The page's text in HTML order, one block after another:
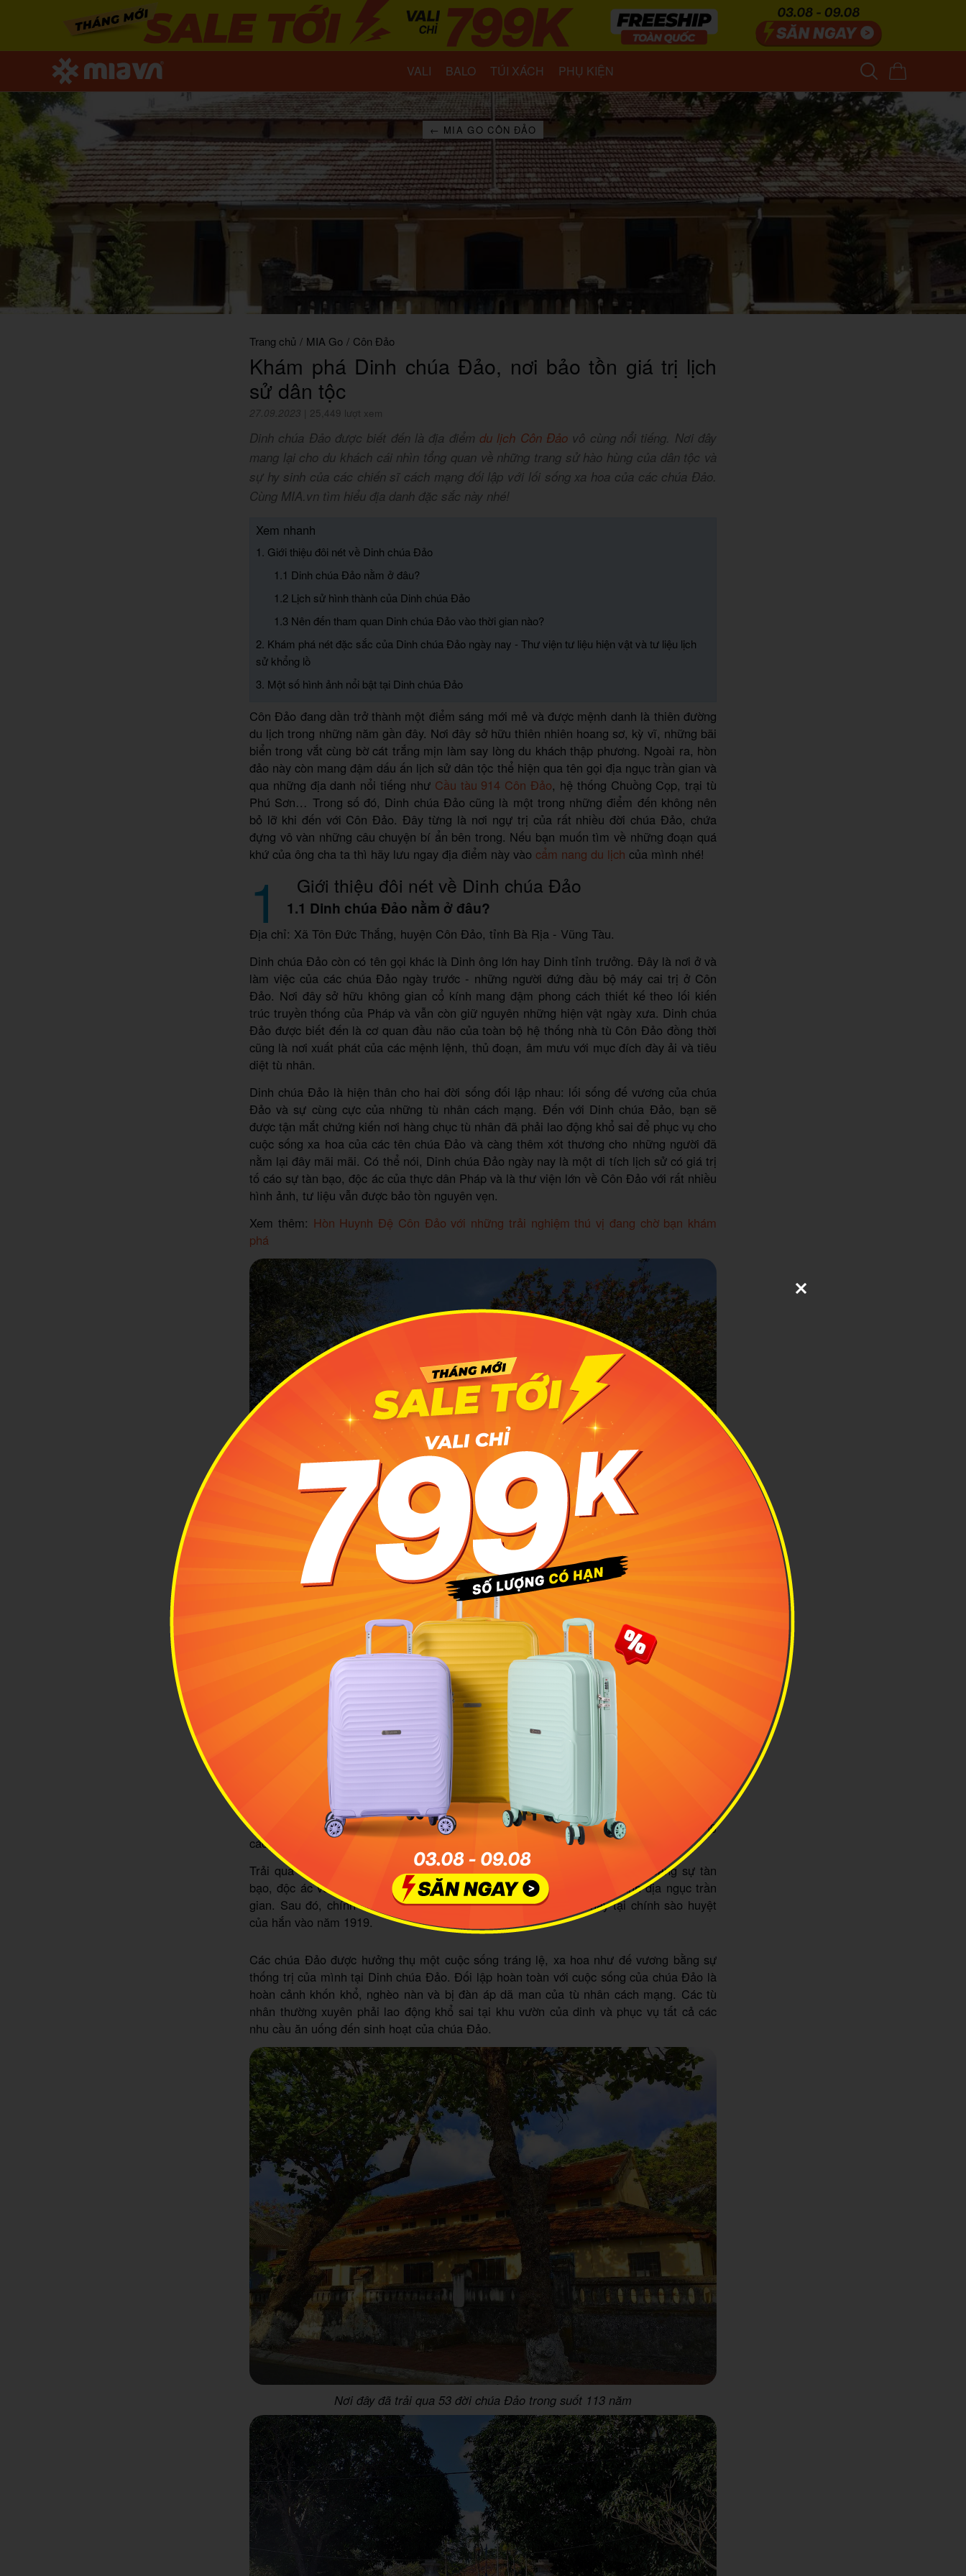
VALI BALO TÚI XÁCH PHỤ KIỆN
← MIA GO CÔN ĐẢO
Trang chủ / MIA Go / Côn Đảo
Khám phá Dinh chúa Đảo, nơi bảo tồn giá trị lịch
sử dân tộc
27.09.2023 25,449 lượt xem
Dinh chúa Đảo được biết đến là địa điểm du lịch Côn Đảo vô cùng nổi tiếng. Nơi đây
mang lại cho du khách cái nhìn tổng quan về những trang sử hào hùng của dân tộc và
sự hy sinh của các chiến sĩ cách mạng đối lập với lối sống xa hoa của các chúa Đảo.
Cùng MIA.vn tìm hiểu địa danh đặc sắc này nhé!
Xem nhanh
1. Giới thiệu đôi nét về Dinh chúa Đảo
1.1 Dinh chúa Đảo nằm ở đâu?
1.2 Lịch sử hình thành của Dinh chúa Đảo
1.3 Nên đến tham quan Dinh chúa Đảo vào thời gian nào?
2. Khám phá nét đặc sắc của Dinh chúa Đảo ngày nay - Thư viện tư liệu hiện vật và tư liệu lịch
sử khổng lồ
3. Một số hình ảnh nổi bật tại Dinh chúa Đảo
Côn Đảo đang dần trở thành một điểm sáng mới mẻ và được mệnh danh là thiên đường
du lịch trong những năm gần đây. Nơi đây sở hữu thiên nhiên hoang sơ, kỳ vĩ, những bãi
biển trong vắt cùng bờ cát trắng mịn làm say lòng du khách thập phương. Ngoài ra, hòn
đảo này còn mang đậm dấu ấn lịch sử dân tộc thể hiện qua tên gọi địa ngục trần gian và
qua những địa danh nổi tiếng như Cầu tàu 914 Côn Đảo, hệ thống Chuồng Cọp, trại tù
Phú Sơn… Trong số đó, Dinh chúa Đảo cũng là một trong những điểm đến không nên
bỏ lỡ khi đến với Côn Đảo. Đây từng là nơi ngự trị của rất nhiều đời chúa Đảo, chứa
đựng vô vàn những câu chuyện bí ẩn bên trong. Nếu bạn muốn tìm về những đoạn quá
khứ của ông cha ta thì hãy lưu ngay địa điểm này vào cẩm nang du lịch của mình nhé!
1 Giới thiệu đôi nét về Dinh chúa Đảo
1.1 Dinh chúa Đảo nằm ở đâu?
Địa chỉ: Xã Tôn Đức Thắng, huyện Côn Đảo, tỉnh Bà Rịa - Vũng Tàu.
Dinh chúa Đảo còn có tên gọi khác là Dinh ông lớn hay Dinh tỉnh trưởng. Đây là nơi ở và
làm việc của các chúa Đảo ngày trước - những người đứng đầu bộ máy cai trị ở Côn
Đảo. Nơi đây sở hữu không gian cổ kính mang đậm phong cách thiết kế theo lối kiến
trúc truyền thống của Pháp và vẫn còn giữ nguyên những hiện vật ngày xưa. Dinh chúa
Đảo được biết đến là cơ quan đầu não của toàn bộ hệ thống nhà tù Côn Đảo đồng thời
cũng là nơi xuất phát của các mệnh lệnh, thủ đoạn, âm mưu với mục đích đày ải và tiêu
diệt tù nhân.
Dinh chúa Đảo là hiện thân cho hai đời sống đối lập nhau: lối sống đế vương của chúa
Đảo và sự cùng cực của những tù nhân cách mạng. Đến với Dinh chúa Đảo, bạn sẽ
được tận mắt chứng kiến nơi hàng chục tù nhân đã phải lao động khổ sai để phục vụ cho
cuộc sống xa hoa của các tên chúa Đảo và càng thêm xót thương cho những người đã
nằm lại đây mãi mãi. Có thể nói, Dinh chúa Đảo ngày nay là một di tích lịch sử có giá trị
tố cáo sự tàn bạo, độc ác của thực dân Pháp và là thư viện lớn về Côn Đảo với rất nhiều
hình ảnh, tư liệu vẫn được bảo tồn nguyên vẹn.
Xem thêm: Hòn Huynh Đệ Côn Đảo với những trải nghiệm thú vị đang chờ bạn khám
phá
Dinh chúa Đảo là nơi sinh hoạt và làm việc của các chúa Đảo vào thời kỳ cai trị ngày
trước
1.2 Lịch sử hình thành của Dinh chúa Đảo
Dinh chúa Đảo bắt đầu khởi công xây dựng từ năm 1862 và hoàn thành vào năm 1876.
Nơi đây đã trải qua 53 đời chúa Đảo xuyên suốt 113 năm, trong đó gồm có 39 chúa ở
thời kỳ Pháp thuộc và 14 chúa dưới thời đế quốc Mỹ chiếm đóng. Tổng diện tích của
Dinh chúa Đảo vào khoảng 1,86 hecta, bao gồm tòa nhà chính, các gian nhà phụ cùng
sân vườn và các hạng mục công trình khác. Cổng chính của Dinh chúa Đảo nhìn thẳng
ra khu vực Cầu Tàu 914.
Ở thời kỳ trước, dưới sự điều hành của các chúa Đảo, Dinh chúa Đảo trở thành cơ quan
đầu não để quản lý toàn bộ hệ thống nhà tù cũng như nơi làm việc của bộ máy quan
chức cai trị trên hòn đảo này. Đây là nơi đưa ra những mệnh lệnh, quyết định và bàn bạc
âm mưu, thủ đoạn của các quan chức cấp cao nhằm đày ải và tiêu diệt tù nhân trong
các nhà tù.
Trải qua rất nhiều đời cai trị thì dưới thời chúa Đảo Andouard của Pháp, bằng sự tàn
bạo, độc ác với tù nhân mà hòn đảo xinh đẹp này gắn liền với biệt danh địa ngục trần
gian. Sau đó, chính những người tù đã trừng trị tên chúa Đảo này tại chính sào huyệt
của hắn vào năm 1919.
Các chúa Đảo được hưởng thụ một cuộc sống tráng lệ, xa hoa như đế vương bằng sự
thống trị của mình tại Dinh chúa Đảo. Đối lập hoàn toàn với cuộc sống của chúa Đảo là
hoàn cảnh khốn khổ, nghèo nàn và bị đàn áp dã man của tù nhân cách mạng. Các tù
nhân thường xuyên phải lao động khổ sai tại khu vườn của dinh và phục vụ tất cả các
nhu cầu ăn uống đến sinh hoạt của chúa Đảo.
Nơi đây đã trải qua 53 đời chúa Đảo trong suốt 113 năm